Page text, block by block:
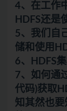
4、在工作
HDFS还是
5、我们自
储和使用
6、HDFS
7、如何通
代码)获取
知其然也要